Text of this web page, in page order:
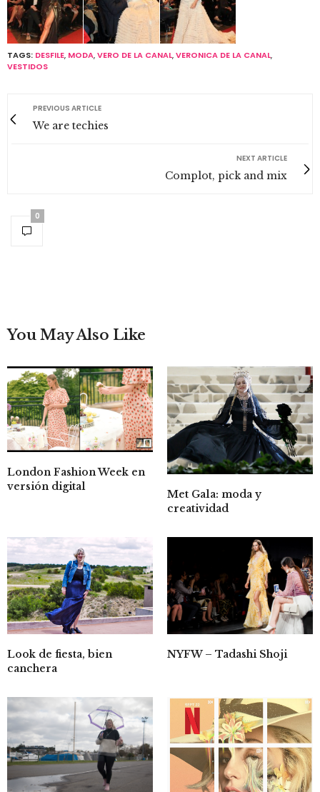
TAGS: DESFILE, MODA,VERO DE LA CANAL,VERONICA DE LA CANAL,
VESTIDOS
PREVIOUS ARTICLE
We are techies
NEXT ARTICLE
Complot, pick and mix
0
You May Also Like
London Fashion Week en
versión digital
Met Gala: moda y
creatividad
Look de fiesta, bien
canchera
NYFW – Tadashi Shoji